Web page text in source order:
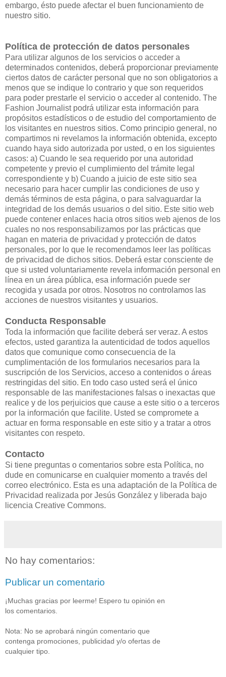
embargo, ésto puede afectar el buen funcionamiento de
nuestro sitio.
Política de protección de datos personales
Para utilizar algunos de los servicios o acceder a
determinados contenidos, deberá proporcionar previamente
ciertos datos de carácter personal que no son obligatorios a
menos que se indique lo contrario y que son requeridos
para poder prestarle el servicio o acceder al contenido. The
Fashion Journalist podrá utilizar esta información para
propósitos estadísticos o de estudio del comportamiento de
los visitantes en nuestros sitios. Como principio general, no
compartimos ni revelamos la información obtenida, excepto
cuando haya sido autorizada por usted, o en los siguientes
casos: a) Cuando le sea requerido por una autoridad
competente y previo el cumplimiento del trámite legal
correspondiente y b) Cuando a juicio de este sitio sea
necesario para hacer cumplir las condiciones de uso y
demás términos de esta página, o para salvaguardar la
integridad de los demás usuarios o del sitio. Este sitio web
puede contener enlaces hacia otros sitios web ajenos de los
cuales no nos responsabilizamos por las prácticas que
hagan en materia de privacidad y protección de datos
personales, por lo que le recomendamos leer las políticas
de privacidad de dichos sitios. Deberá estar consciente de
que si usted voluntariamente revela información personal en
línea en un área pública, esa información puede ser
recogida y usada por otros. Nosotros no controlamos las
acciones de nuestros visitantes y usuarios.
Conducta Responsable
Toda la información que facilite deberá ser veraz. A estos
efectos, usted garantiza la autenticidad de todos aquellos
datos que comunique como consecuencia de la
cumplimentación de los formularios necesarios para la
suscripción de los Servicios, acceso a contenidos o áreas
restringidas del sitio. En todo caso usted será el único
responsable de las manifestaciones falsas o inexactas que
realice y de los perjuicios que cause a este sitio o a terceros
por la información que facilite. Usted se compromete a
actuar en forma responsable en este sitio y a tratar a otros
visitantes con respeto.
Contacto
Si tiene preguntas o comentarios sobre esta Política, no
dude en comunicarse en cualquier momento a través del
correo electrónico. Esta es una adaptación de la Política de
Privacidad realizada por Jesús González y liberada bajo
licencia Creative Commons.
No hay comentarios:
Publicar un comentario
¡Muchas gracias por leerme! Espero tu opinión en
los comentarios.
Nota: No se aprobará ningún comentario que
contenga promociones, publicidad y/o ofertas de
cualquier tipo.